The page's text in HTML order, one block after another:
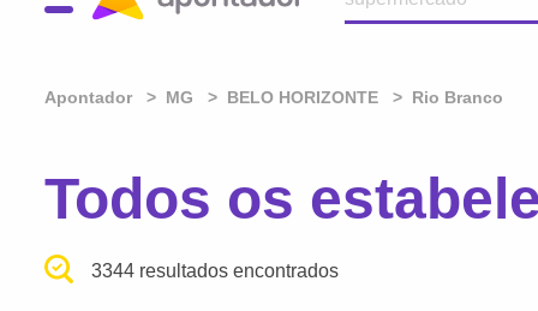
Apontador MG BELO HORIZONTE Rio Branco
Todos os
3344 resultados encontrados